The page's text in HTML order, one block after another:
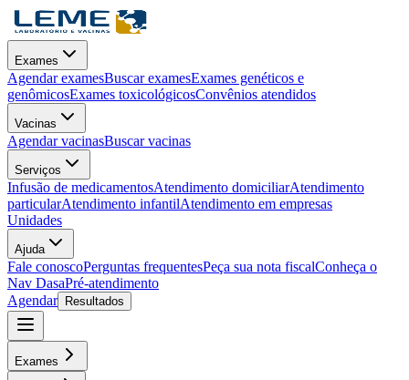
Exames
Agendar examesBuscar examesExames genéticos e
genômicosExames toxicológicosConvênios atendidos
Vacinas
Agendar vacinasBuscar vacinas
Serviços
Infusão de medicamentosAtendimento domiciliarAtendimento
particularAtendimento infantilAtendimento em empresas
Unidades
Ajuda
Fale conoscoPerguntas frequentesPeça sua nota fiscalConheça o
Nav DasaPré-atendimento
Agendar
Resultados
Exames